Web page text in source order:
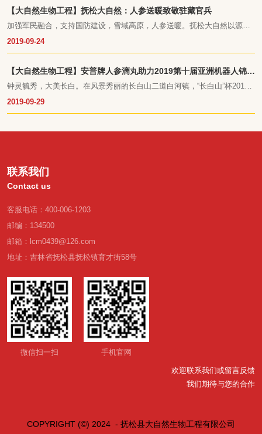
2019-09-24
【大自然生物工程】抚松大自然：人参送暖致敬驻藏官兵
加强军民融合，支持国防建设，雪域高原，人参送暖。抚松大自然以源自
长白山的天赐好人参献礼“八一”，践行民族企业的责任与担当，为密切军民
2019-09-29
【大自然生物工程】安普牌人参滴丸助力2019第十届亚洲机器人锦标
赛中国选拔赛
钟灵毓秀，大美长白。在风景秀丽的长白山二道白河镇，“长白山”杯2019
第十届亚洲机器人锦标赛中国选拔赛北大区赛于9月19日当天正式拉开帷
联系我们
Contact us
客服电话：400-006-1203
邮编：134500
邮箱：lcm0439@126.com
地址：吉林省抚松县抚松镇育才街58号
微信扫一扫 手机官网
欢迎联系我们或留言反馈
我们期待与您的合作
COPYRIGHT (©) 2024 - 抚松县大自然生物工程有限公司